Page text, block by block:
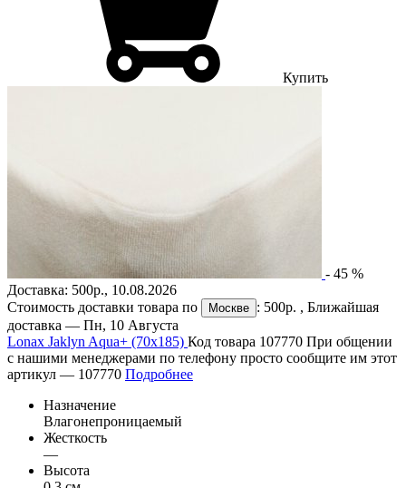
Купить
- 45 %
Доставка: 500р., 10.08.2026
Стоимость доставки товара по
Москве : 500р. , Ближайшая
доставка — Пн, 10 Августа
Lonax Jaklyn Aqua+ (70х185) Код товара 107770 При общении
с нашими менеджерами по телефону просто сообщите им этот
артикул — 107770 Подробнее
Назначение
Влагонепроницаемый
Жесткость
—
Высота